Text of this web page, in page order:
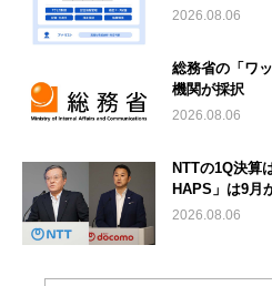
2026.08.06
総務省の「ワ
機関が採択
2026.08.06
NTTの1Q決算
HAPS」は9月
2026.08.06